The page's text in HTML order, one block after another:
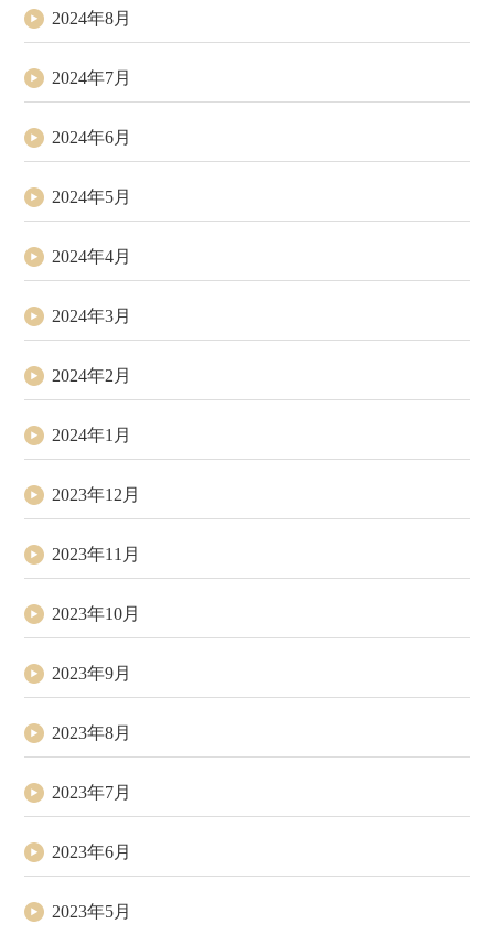
2024年8月
2024年7月
2024年6月
2024年5月
2024年4月
2024年3月
2024年2月
2024年1月
2023年12月
2023年11月
2023年10月
2023年9月
2023年8月
2023年7月
2023年6月
2023年5月